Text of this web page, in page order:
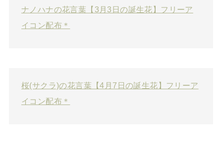
ナノハナの花言葉【3月3日の誕生花】フリーア
イコン配布＊
桜(サクラ)の花言葉【4月7日の誕生花】フリーア
イコン配布＊